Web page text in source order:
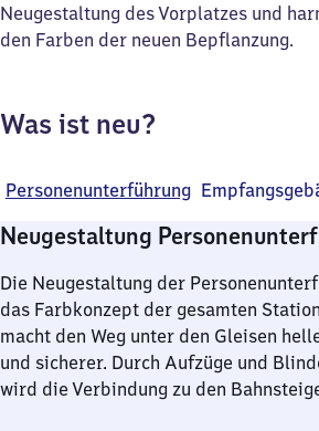
Neugestaltung des Vorplatzes und
den Farben der neuen Bepflanzung.
Was ist neu?
Personenunterführung
Neugestaltung
Die Neugestaltung der
das Farbkonzept der gesamten
macht den Weg unter den Gleisen
und sicherer. Durch Aufzüge und
wird die Verbindung zu den